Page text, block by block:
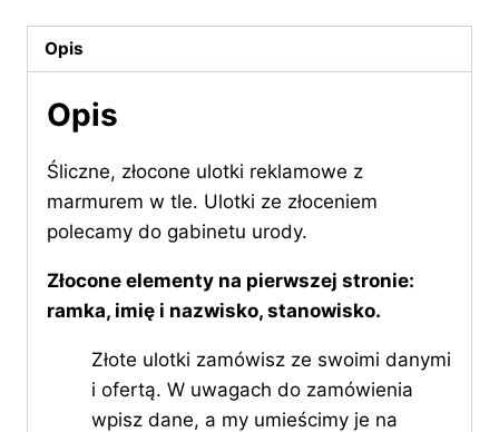
Opis
Opis
Śliczne, złocone ulotki reklamowe z
marmurem w tle. Ulotki ze złoceniem
polecamy do gabinetu urody.
Złocone elementy na pierwszej stronie:
ramka, imię i nazwisko, stanowisko.
Złote ulotki zamówisz ze swoimi danymi
i ofertą. W uwagach do zamówienia
wpisz dane, a my umieścimy je na